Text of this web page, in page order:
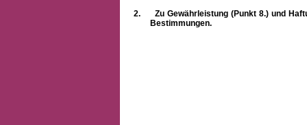
2.
Zu Gewährleistung (Punkt 8.) und
Bestimmungen.